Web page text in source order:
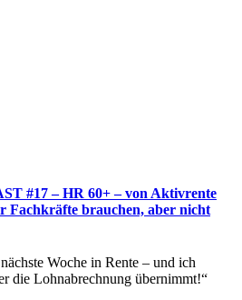
#17 – HR 60+ – von Aktivrente
Fachkräfte brauchen, aber nicht
Woche in Rente – und ich
die Lohnabrechnung übernimmt!“